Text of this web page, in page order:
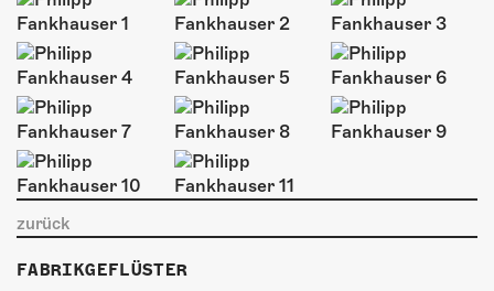
FOTOGALERIE
PHOTOMAT
INFOS
KONTAKT
ÜBER UNS
zurück
FABRIKGEFLÜSTER